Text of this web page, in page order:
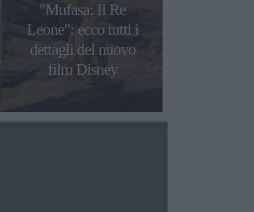
"Mufasa: Il Re
Leone": ecco tutti i
dettagli del nuovo
film Disney